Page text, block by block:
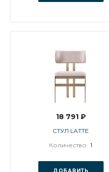
18 791 ₽
СТУЛ LATTE
Количество 1
ДОБАВИТЬ